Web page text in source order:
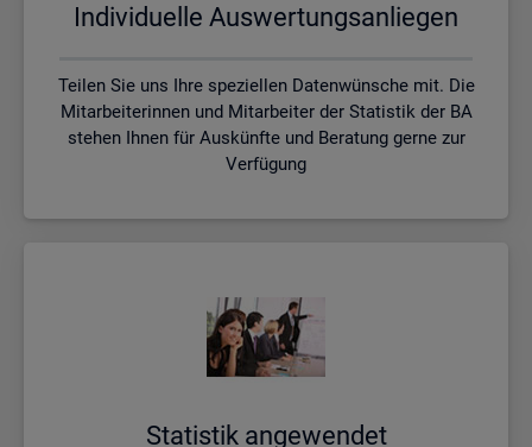
In­di­vi­du­el­le Aus­wer­tungs­an­lie­gen
Teilen Sie uns Ihre speziellen Datenwünsche mit. Die
Mitarbeiterinnen und Mitarbeiter der Statistik der BA
stehen Ihnen für Auskünfte und Beratung gerne zur
Verfügung
Sta­tis­tik an­ge­wen­det